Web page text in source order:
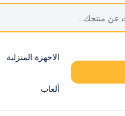
الاجهزة المنزلية
ألعاب